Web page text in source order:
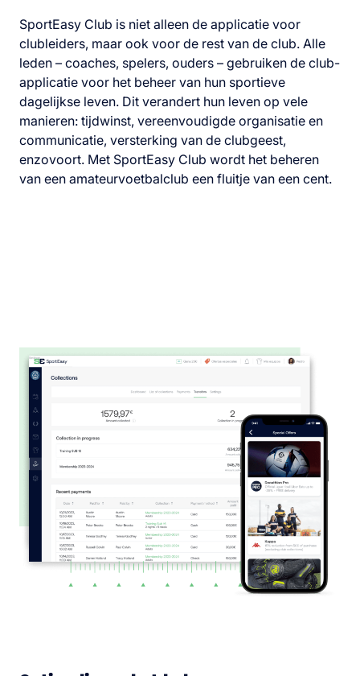
SportEasy Club is niet alleen de applicatie voor
clubleiders, maar ook voor de rest van de club. Alle
leden – coaches, spelers, ouders – gebruiken de club-
applicatie voor het beheer van hun sportieve
dagelijkse leven. Dit verandert hun leven op vele
manieren: tijdwinst, vereenvoudigde organisatie en
communicatie, versterking van de clubgeest,
enzovoort. Met SportEasy Club wordt het beheren
van een amateurvoetbalclub een fluitje van een cent.